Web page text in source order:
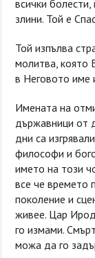
всички
злини. Той е
Той изпълва
молитва, която
в Неговото име
Имената на
държавници от
дни са
философи и
името на този
все че времето
поколение и
живее. Цар
го измами.
можа да го